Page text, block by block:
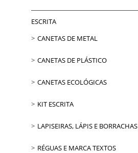
ESCRITA
CANETAS DE METAL
CANETAS DE PLÁSTICO
CANETAS ECOLÓGICAS
KIT ESCRITA
LAPISEIRAS, LÁPIS E BORRACHAS
RÉGUAS E MARCA TEXTOS